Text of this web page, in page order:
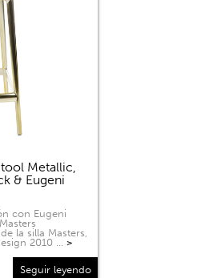
Metallic,
& Eugeni
con Eugeni
la silla Masters,
2010 … >
Seguir leyendo